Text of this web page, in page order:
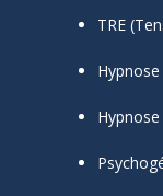
TRE